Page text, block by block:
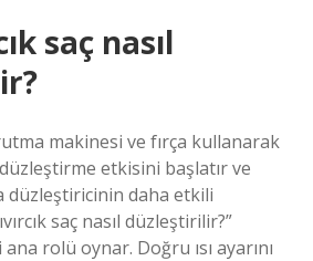
saç nasıl
makinesi ve fırça kullanarak
etkisini başlatır ve
düzleştiricinin daha etkili
saç nasıl düzleştirilir?”
rolü oynar. Doğru ısı ayarını